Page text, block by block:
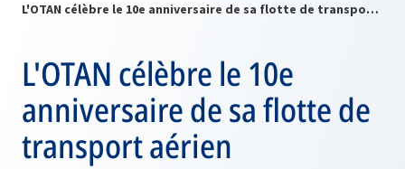
L'OTAN célèbre le 10e anniversaire de sa flotte de transport aérien
L'OTAN célèbre le 10e
anniversaire de sa flotte de
transport aérien